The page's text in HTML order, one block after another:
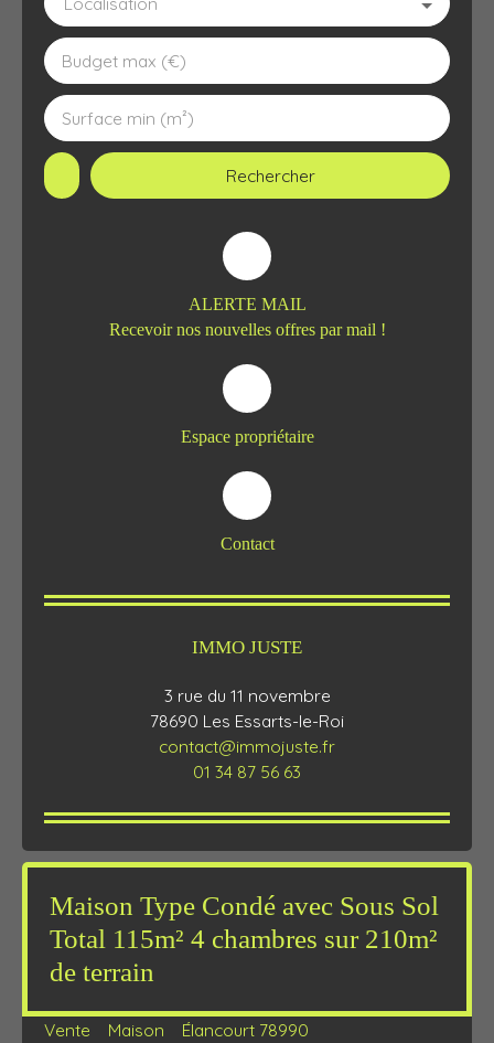
Budget max (€)
Surface min (m²)
Rechercher
ALERTE MAIL
Recevoir nos nouvelles offres par mail !
Espace propriétaire
Contact
IMMO JUSTE
3 rue du 11 novembre
78690 Les Essarts-le-Roi
contact@immojuste.fr
01 34 87 56 63
Maison Type Condé avec Sous Sol
Total 115m² 4 chambres sur 210m²
de terrain
Vente Maison
Élancourt 78990